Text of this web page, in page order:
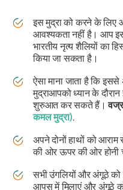
इसमुद्राको करने के लिए
आवश्यकता नहीं है। आप
भारतीय नृत्य शैलियों का
किया जा सकता है।
ऐसा माना जाता है कि
मुद्राआपको ध्यान के
शुरुआत कर सकते हैं।
कमल मुद्रा).
अपने दोनों हाथों को
की ओर ऊपर की ओर होनी
सभी उंगलियों और अंगूठे
आपस में मिलाएं और अंगूठे